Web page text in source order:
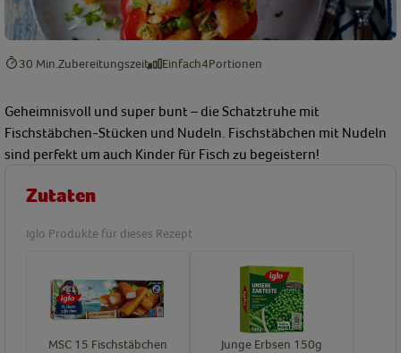
30 Min. Zubereitungszeit Einfach4Portionen
Geheimnisvoll und super bunt – die Schatztruhe mit
Fischstäbchen-Stücken und Nudeln. Fischstäbchen mit Nudeln
sind perfekt um auch Kinder für Fisch zu begeistern!
Zutaten
Iglo Produkte für dieses Rezept
MSC 15 Fischstäbchen Junge Erbsen 150g